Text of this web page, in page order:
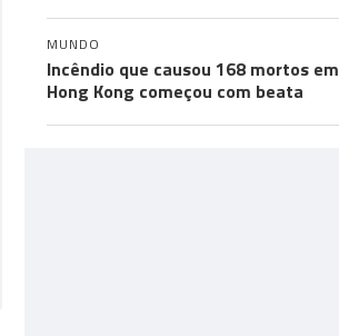
MUNDO
Incêndio que causou 168 mortos em
Hong Kong começou com beata